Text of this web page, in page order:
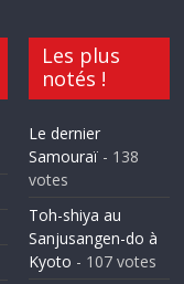
Les plus
notés !
Le dernier
Samouraï- 138
votes
Toh-shiya au
Sanjusangen-do à
Kyoto - 107 votes